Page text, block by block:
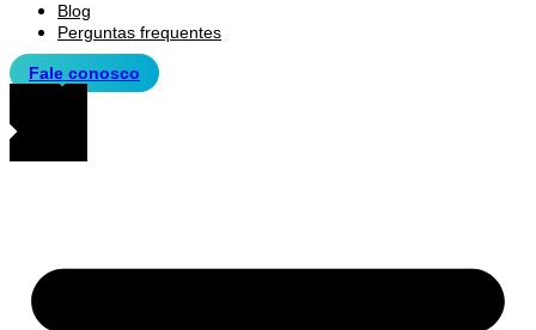
Blog
Perguntas frequentes
Fale conosco